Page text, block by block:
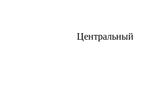
Центральный